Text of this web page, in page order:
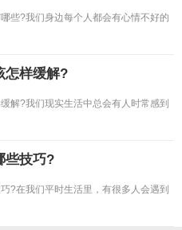
些?我们身边每个人都会有心情不好的
怎样缓解?
解?我们现实生活中总会有人时常感到
些技巧?
?在我们平时生活里，有很多人会遇到